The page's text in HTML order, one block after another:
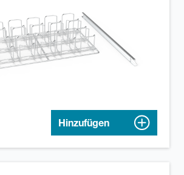
Hinzufügen